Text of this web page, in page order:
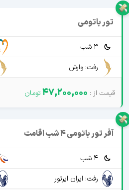
تور باتومی
3 شب
رفت: وارش
47,200,000
آفر تور باتومی 4 شب اقامت
4 شب
رفت: ایران ایرتور